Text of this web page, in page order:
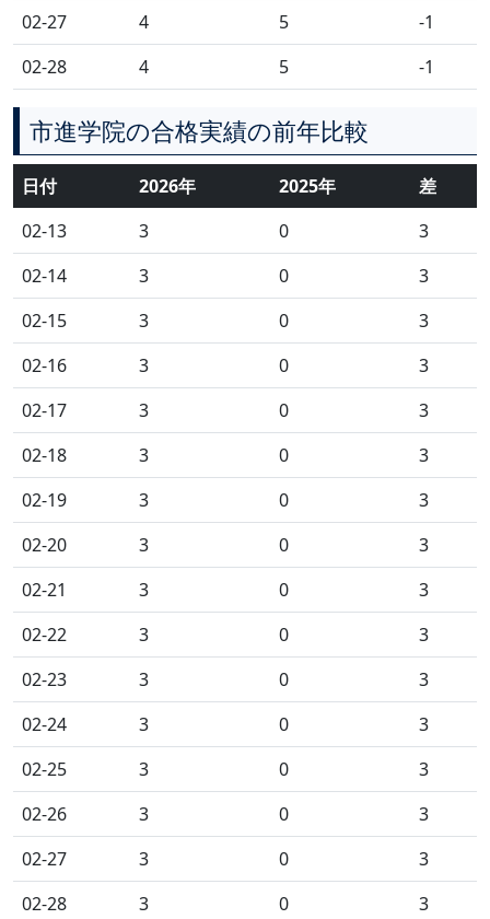
02-27
4 5
-1
02-28
4 5 -1
市進学院の合格実績の前年比較
日付 2026年 2025年
差
02-13
3 0
3
02-14
3 0
3
02-15
3 0
3
02-16
3 0
3
02-17
3 0
3
02-18
3 0
3
02-19
3 0
3
02-20
3 0
3
02-21
3 0
3
02-22
3 0
3
02-23
3 0
3
02-24
3 0
3
02-25
3 0
3
02-26
3 0
3
02-27
3 0
3
02-28
3 0 3